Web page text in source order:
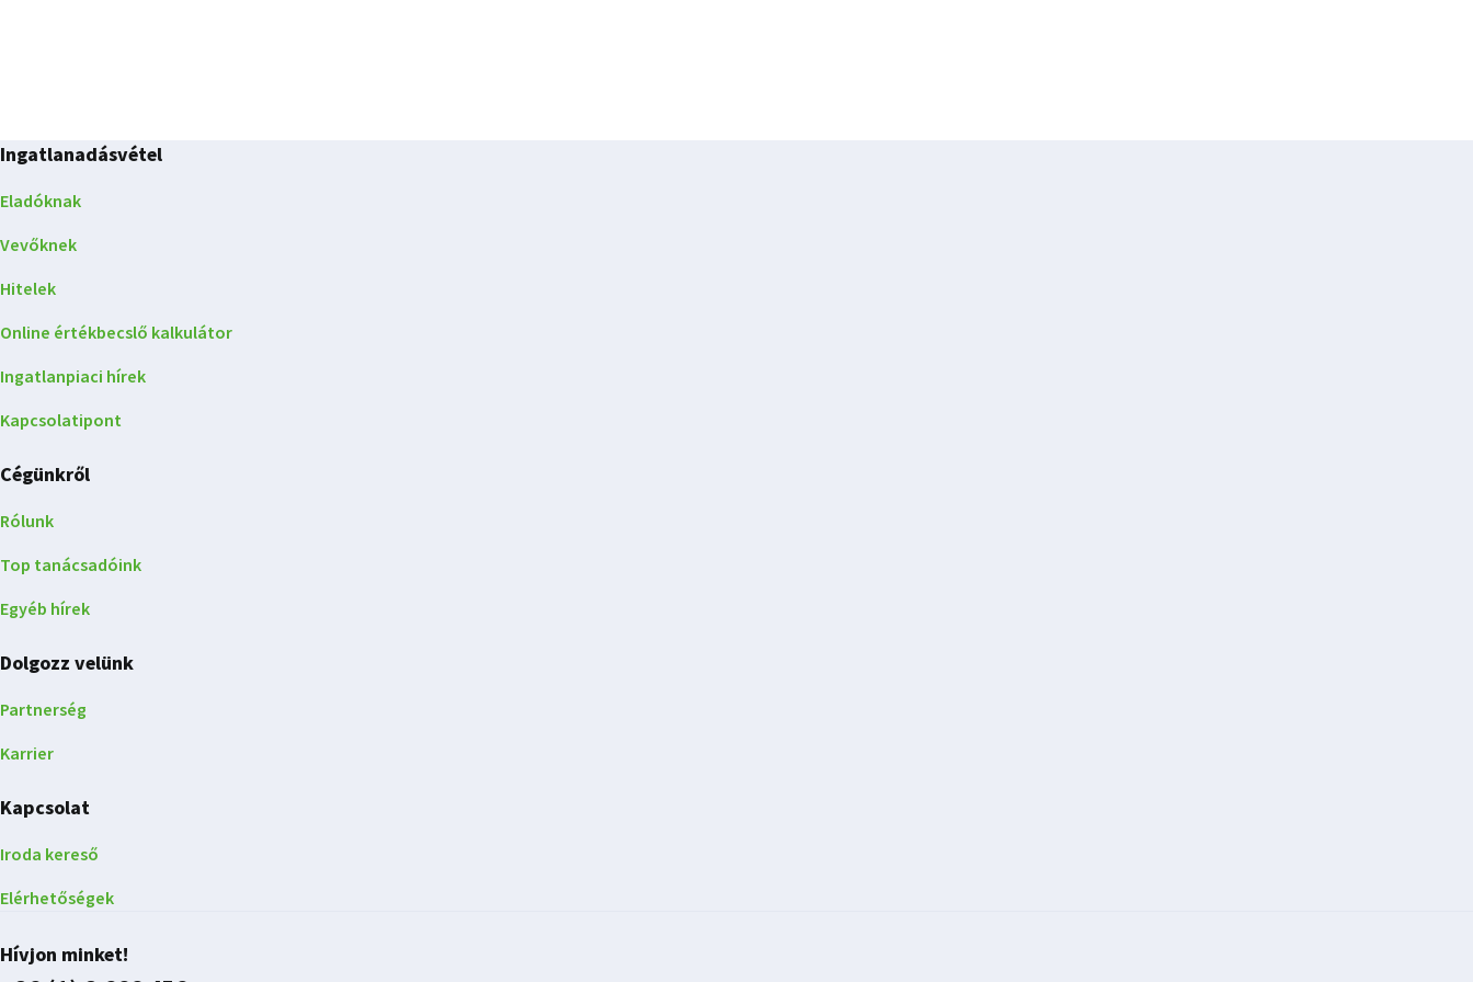
Ingatlanadásvétel
Eladóknak
Vevőknek
Hitelek
Online értékbecslő kalkulátor
Ingatlanpiaci hírek
Kapcsolatipont
Cégünkről
Rólunk
Top tanácsadóink
Egyéb hírek
Dolgozz velünk
Partnerség
Karrier
Kapcsolat
Iroda kereső
Elérhetőségek
Hívjon minket!